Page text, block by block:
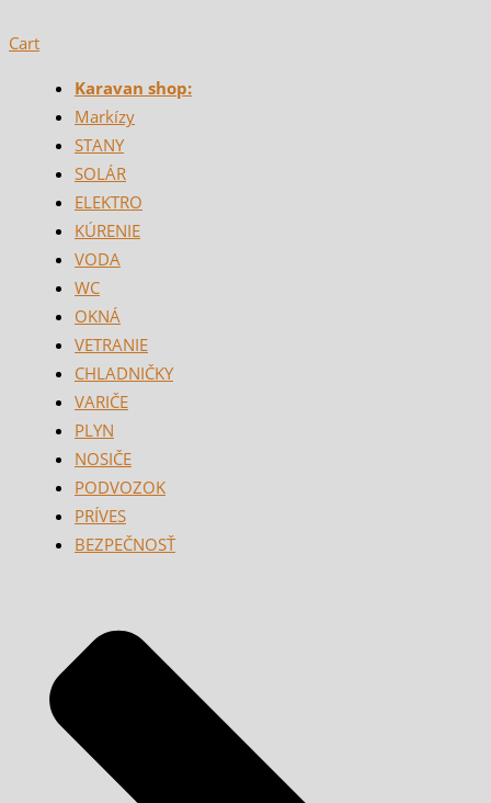
Cart
Karavan shop:
Markízy
STANY
SOLÁR
ELEKTRO
KÚRENIE
VODA
WC
OKNÁ
VETRANIE
CHLADNIČKY
VARIČE
PLYN
NOSIČE
PODVOZOK
PRÍVES
BEZPEČNOSŤ